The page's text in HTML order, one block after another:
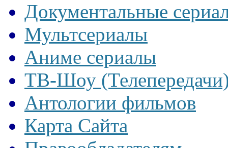
Документальные
Мультсериалы
Аниме сериалы
ТВ-Шоу
Антологии фильмов
Карта Сайта